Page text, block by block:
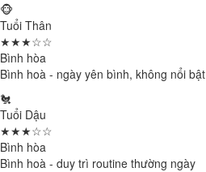
🐵
Tuổi Thân
★★★☆☆
Bình hòa
Bình hoà - ngày yên bình, không nổi bật
🐔
Tuổi Dậu
★★★☆☆
Bình hòa
Bình hoà - duy trì routine thường ngày